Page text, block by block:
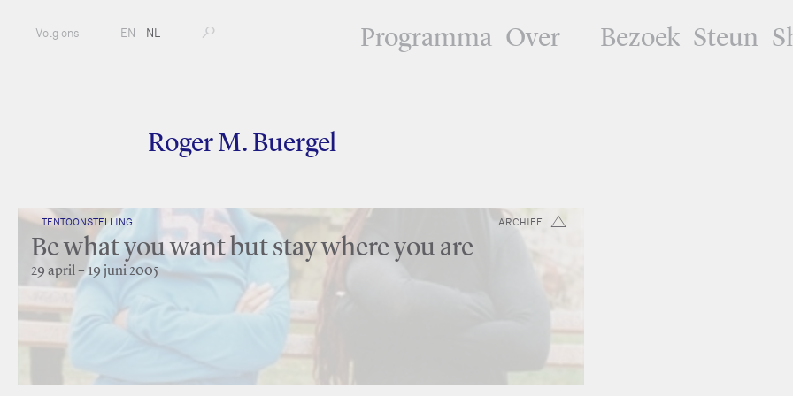
Programma Over Bezoek Steun
Volg ons EN—NL
Roger M. Buergel
ARCHIEF
TENTOONSTELLING
Be what you want but stay where you are
29 april – 19 juni 2005